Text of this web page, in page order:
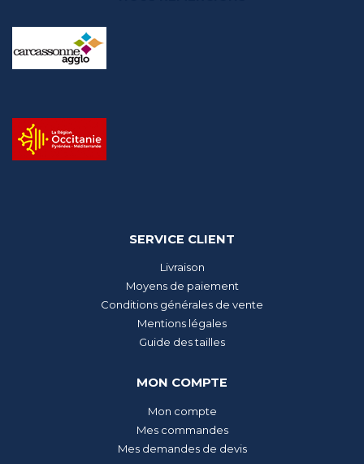
SERVICE CLIENT
Livraison
Moyens de paiement
Conditions générales de vente
Mentions légales
Guide des tailles
MON COMPTE
Mon compte
Mes commandes
Mes demandes de devis